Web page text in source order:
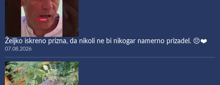
Željko iskreno prizna, da nikoli ne bi nikogar namerno prizadel. 😔❤️
07.08.2026